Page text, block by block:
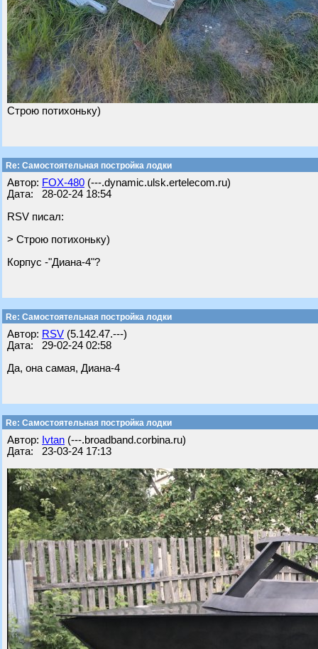
Строю потихоньку)
Re: Самостоятельная постройка лодки
Автор: FOX-480 (---.dynamic.ulsk.ertelecom.ru)
Дата: 28-02-24 18:54
RSV писал:
> Строю потихоньку)
Корпус -"Диана-4"?
Re: Самостоятельная постройка лодки
Автор: RSV (5.142.47.---)
Дата: 29-02-24 02:58
Да, она самая, Диана-4
Re: Самостоятельная постройка лодки
Автор: Ivtan (---.broadband.corbina.ru)
Дата: 23-03-24 17:13